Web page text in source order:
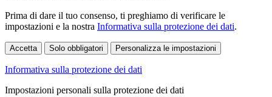
Prima di dare il tuo consenso, ti preghiamo di verificare le
impostazioni e la nostra Informativa sulla protezione dei dati.
Accetta Solo obbligatori Personalizza le impostazioni
Informativa sulla protezione dei dati
Impostazioni personali sulla protezione dei dati